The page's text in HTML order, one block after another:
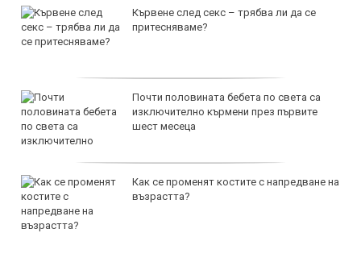
Кървене след секс – трябва ли да се
притесняваме?
Почти половината бебета по света са
изключително кърмени през първите
шест месеца
Как се променят костите с напредване на
възрастта?